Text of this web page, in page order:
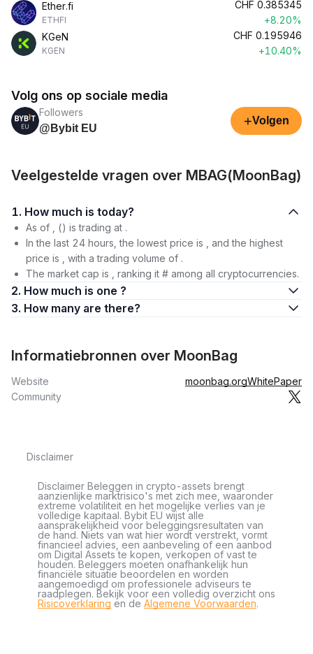
Ether.fi
ETHFI
CHF 0.385345
+8.20%
KGeN
KGEN
CHF 0.195946
+10.40%
Volg ons op sociale media
Followers
@Bybit EU
+Volgen
Veelgestelde vragen over MBAG(MoonBag)
1. How much is today?
As of , () is trading at .
In the last 24 hours, the lowest price is , and the highest
price is , with a trading volume of .
The market cap is , ranking it # among all cryptocurrencies.
2. How much is one ?
3. How many are there?
Informatiebronnen over MoonBag
Website moonbag.orgWhitePaper
Community
Disclaimer
Disclaimer Beleggen in crypto-assets brengt
aanzienlijke marktrisico's met zich mee, waaronder
extreme volatiliteit en het mogelijke verlies van je
volledige kapitaal. Bybit EU wijst alle
aansprakelijkheid voor beleggingsresultaten van
de hand. Niets van wat hier wordt verstrekt, vormt
financieel advies, een aanbeveling of een aanbod
om Digital Assets te kopen, verkopen of vast te
houden. Beleggers moeten onafhankelijk hun
financiële situatie beoordelen en worden
aangemoedigd om professionele adviseurs te
raadplegen. Bekijk voor een volledig overzicht ons
Risicoverklaring en de Algemene Voorwaarden.